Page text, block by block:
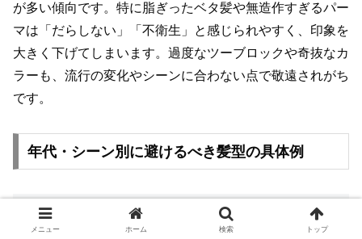
が多い傾向です。特に脂ぎったベタ髪や無造作すぎるパー
マは「だらしない」「不衛生」と感じられやすく、印象を
大きく下げてしまいます。過度なツーブロックや奇抜なカ
ラーも、流行の変化やシーンに合わない点で敬遠されがち
です。
年代・シーン別に避けるべき髪型の具体例
年代 避けるべき髪型例
極端なツーブロック、金
メニュー ホーム 検索 トップ